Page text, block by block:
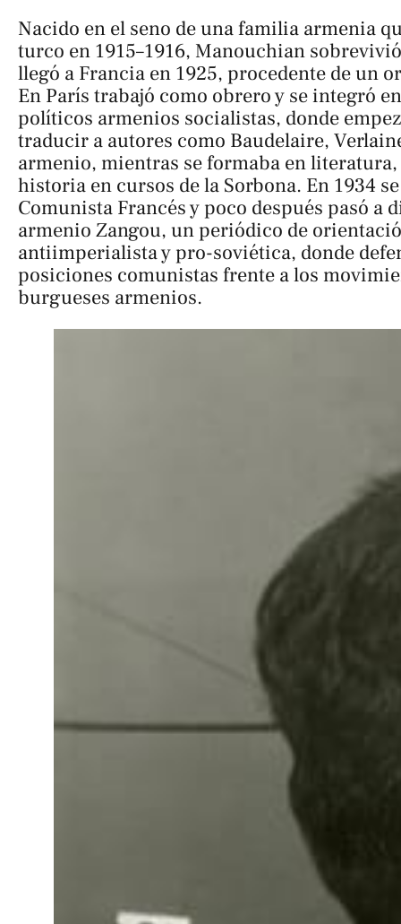
Nacido en el seno de una familia armenia
turco en 1915–1916, Manouchian
llegó a Francia en 1925, procedente de un
En París trabajó como obrero y se integró
políticos armenios socialistas, donde
traducir a autores como Baudelaire,
armenio, mientras se formaba en
historia en cursos de la Sorbona. En 1934
Comunista Francés y poco después pasó a
armenio Zangou, un periódico de
antiimperialista y pro-soviética, donde
posiciones comunistas frente a los
burgueses armenios.